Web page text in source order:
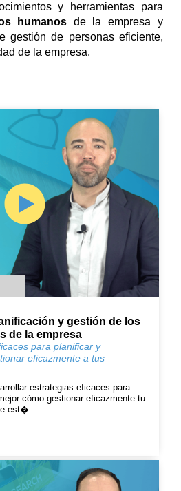
y herramientas para
humanos de la empresa y
gestión de personas eficiente,
de la empresa.
y gestión de los
de la empresa
para planificar y
eficazmente a tus
estrategias eficaces para
cómo gestionar eficazmente tu
est�...